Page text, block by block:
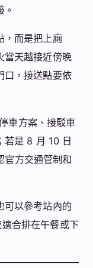
，而是把上廁
當天越接近傍晚
口，接送點要依
車方案、接駁車
若是 8 月 10 日
官方交通管制和
可以參考站內的
適合排在午餐或下